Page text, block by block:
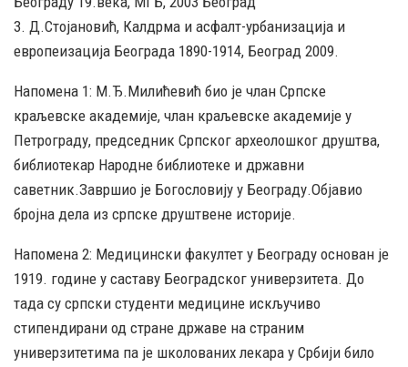
3. Д.Стојановић, Калдрма и асфалт-урбанизација и
европеизација Београда 1890-1914, Београд 2009.
Напомена 1: М.Ђ.Милићевић био је члан Српске
краљевске академије, члан краљевске академије у
Петрограду, председник Српског археолошког друштва,
библиотекар Народне библиотеке и државни
саветник.Завршио је Богословију у Београду.Објавио
бројна дела из српске друштвене историје.
Напомена 2: Медицински факултет у Београду основан је
1919. године у саставу Београдског универзитета. До
тада су српски студенти медицине искључиво
стипендирани од стране државе на страним
универзитетима па је школованих лекара у Србији било